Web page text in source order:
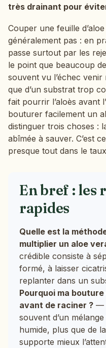
très drainant pour
Couper une feuille
généralement pas : en
passe surtout par les
le point que beaucoup
souvent vu l’échec
que d’un substrat trop
fait pourrir l’aloès avant
bouturer facilement un
distinguer trois choses :
abîmée à sauver. C’est
presque tout dans le
En bref : les
rapides
Quelle est la
multiplier un aloe
crédible consiste à
formé, à laisser
replanter dans un
Pourquoi ma
avant de raciner ? —
souvent d’un
humide, plus que de
supporte mieux